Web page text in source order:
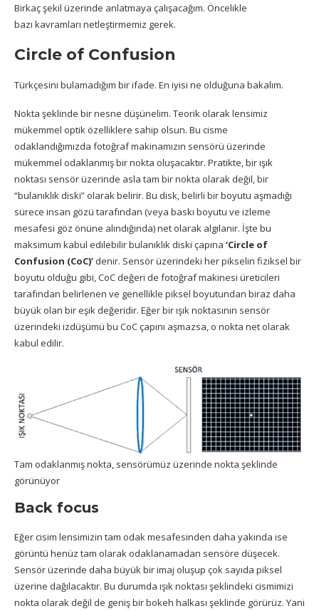
Birkaç şekil üzerinde anlatmaya çalışacağım. Öncelikle
bazı kavramları netleştirmemiz gerek.
Circle of Confusion
Türkçesini bulamadığım bir ifade. En iyisi ne olduğuna bakalım.
Nokta şeklinde bir nesne düşünelim. Teorik olarak lensimiz
mükemmel optik özelliklere sahip olsun. Bu cisme
odaklandığımızda fotoğraf makinamızın sensörü üzerinde
mükemmel odaklanmış bir nokta oluşacaktır. Pratikte, bir ışık
noktası sensör üzerinde asla tam bir nokta olarak değil, bir
“bulanıklık diski” olarak belirir. Bu disk, belirli bir boyutu aşmadığı
sürece insan gözü tarafından (veya baskı boyutu ve izleme
mesafesi göz önüne alındığında) net olarak algılanır. İşte bu
maksimum kabul edilebilir bulanıklık diski çapına ‘Circle of
Confusion (CoC)’ denir. Sensör üzerindeki her pikselin fiziksel bir
boyutu olduğu gibi, CoC değeri de fotoğraf makinesi üreticileri
tarafından belirlenen ve genellikle piksel boyutundan biraz daha
büyük olan bir eşik değeridir. Eğer bir ışık noktasının sensör
üzerindeki izdüşümü bu CoC çapını aşmazsa, o nokta net olarak
kabul edilir.
Tam odaklanmış nokta, sensörümüz üzerinde nokta şeklinde
görünüyor
Back focus
Eğer cisim lensimizin tam odak mesafesinden daha yakında ise
görüntü henüz tam olarak odaklanamadan sensöre düşecek.
Sensör üzerinde daha büyük bir imaj oluşup çok sayıda piksel
üzerine dağılacaktır. Bu durumda ışık noktası şeklindeki cismimizi
nokta olarak değil de geniş bir bokeh halkası şeklinde görürüz. Yani